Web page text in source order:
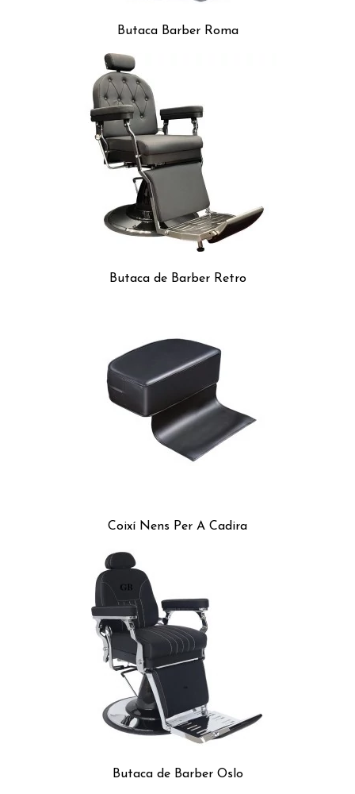
Butaca Barber Roma
Butaca de Barber Retro
Coixí Nens Per A Cadira
Butaca de Barber Oslo